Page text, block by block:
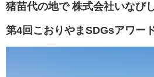
猪苗代の地で 株式会社いなび
第4回こおりやまSDGsアワー